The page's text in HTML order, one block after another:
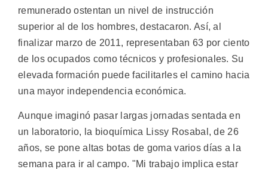
remunerado ostentan un nivel de instrucción
superior al de los hombres, destacaron. Así, al
finalizar marzo de 2011, representaban 63 por ciento
de los ocupados como técnicos y profesionales. Su
elevada formación puede facilitarles el camino hacia
una mayor independencia económica.
Aunque imaginó pasar largas jornadas sentada en
un laboratorio, la bioquímica Lissy Rosabal, de 26
años, se pone altas botas de goma varios días a la
semana para ir al campo. "Mi trabajo implica estar